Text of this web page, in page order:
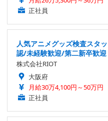
正社員
人気アニメグッズ検査スタ
認/未経験歓迎/第二新卒歓迎
株式会社RIOT
大阪府
月給30万4,100円～50万円
正社員